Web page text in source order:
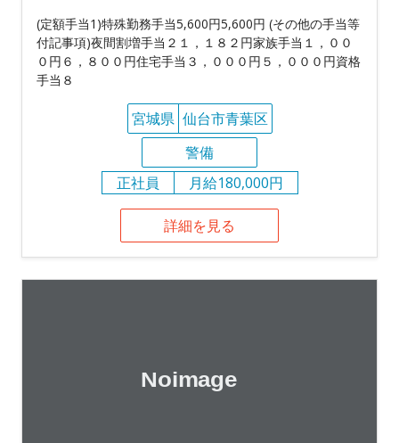
(定額手当1)特殊勤務手当5,600円5,600円 (その他の手当等
付記事項)夜間割増手当２１，１８２円家族手当１，００
０円６，８００円住宅手当３，０００円５，０００円資格
手当８
宮城県 仙台市青葉区
警備
正社員
月給180,000円
詳細を見る